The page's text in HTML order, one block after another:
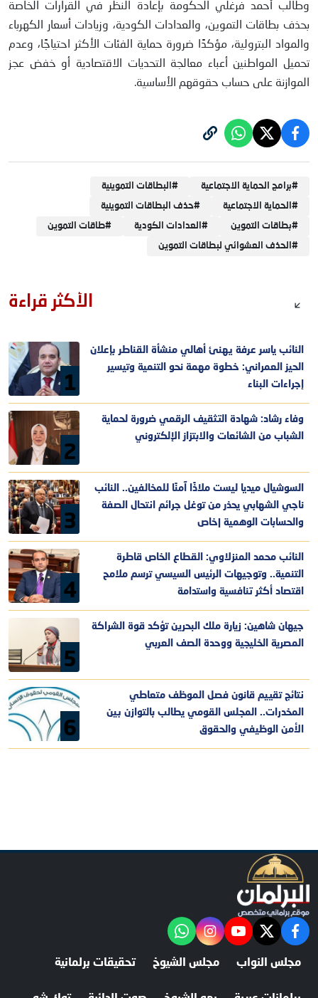
وطالب أحمد فرغلي الحكومة بإعادة النظر في القرارات الخاصة
بحذف بطاقات التموين، والعدادات الكودية، وزيادات أسعار الكهرباء
والمواد البترولية، مؤكدًا ضرورة حماية الفئات الأكثر احتياجًا، وعدم
تحميل المواطنين أعباء معالجة التحديات الاقتصادية أو خفض عجز
الموازنة على حساب حقوقهم الأساسية.
#برامج الحماية الاجتماعية # البطاقات التموينية
# الحماية الاجتماعية #حذف البطاقات التموينية
#بطاقات التموين # العدادات الكودية #طاقات التموين
# الحذف العشوائي لبطاقات التموين
الأكثر قراءة
1
النائب ياسر عرفة يهنئ أهالي منشأة القناطر بإعلان
الحيز العمراني: خطوة مهمة نحو التنمية وتيسير
إجراءات البناء
2
وفاء رشاد: شهادة التثقيف الرقمي ضرورة لحماية
الشباب من الشائعات والابتزاز الإلكتروني
3
السوشيال ميديا ليست ملاذًا آمنًا للمخالفين.. النائب
ناجي الشهابي يحذر من توغل جرائم انتحال الصفة
والحسابات الوهمية |خاص
4
النائب محمد المنزلاوي: القطاع الخاص قاطرة
التنمية.. وتوجيهات الرئيس السيسي ترسم ملامح
اقتصاد أكثر تنافسية واستدامة
5
جيهان شاهين: زيارة ملك البحرين تؤكد قوة الشراكة
المصرية الخليجية ووحدة الصف العربي
6
نتائج تقييم قانون فصل الموظف متعاطي
المخدرات.. المجلس القومي يطالب بالتوازن بين
الأمن الوظيفي والحقوق
facebook
twitter
youtube
instagram
"‎Follow the آخر خبر channel on WhatsApp:
مجلس النواب مجلس الشيوخ تحقيقات برلمانية